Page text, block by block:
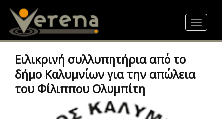
content
Toggle
Ειλικρινή συλλυπητήρια από το
δήμο Καλυμνίων για την απώλεια
του Φίλιππου Ολυμπίτη